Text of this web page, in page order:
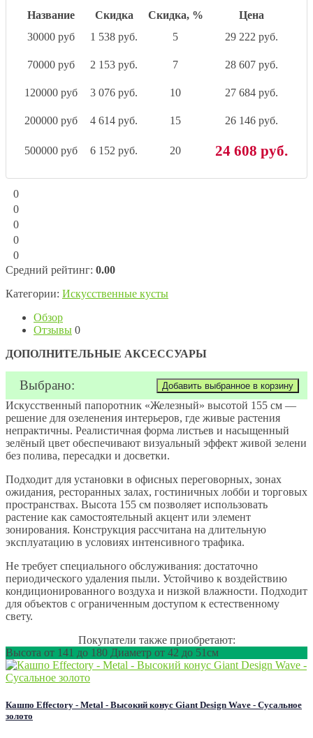
Название Скидка Скидка, %
Цена
30000 руб
1 538 руб. 5 29 222 руб.
70000 руб 2 153 руб. 7 28 607 руб.
120000 руб 3 076 руб. 10 27 684 руб.
200000 руб 4 614 руб. 15 26 146 руб.
500000 руб 6 152 руб. 20 24 608 руб.
0
0
0
0
0
Средний рейтинг: 0.00
Категории: Искусственные кусты
Обзор
Отзывы 0
ДОПОЛНИТЕЛЬНЫЕ АКСЕССУАРЫ
Выбрано:
Искусственный папоротник «Железный» высотой 155 см —
решение для озеленения интерьеров, где живые растения
непрактичны. Реалистичная форма листьев и насыщенный
зелёный цвет обеспечивают визуальный эффект живой зелени
без полива, пересадки и досветки.
Подходит для установки в офисных переговорных, зонах
ожидания, ресторанных залах, гостиничных лобби и торговых
пространствах. Высота 155 см позволяет использовать
растение как самостоятельный акцент или элемент
зонирования. Конструкция рассчитана на длительную
эксплуатацию в условиях интенсивного трафика.
Не требует специального обслуживания: достаточно
периодического удаления пыли. Устойчиво к воздействию
кондиционированного воздуха и низкой влажности. Подходит
для объектов с ограниченным доступом к естественному
свету.
Покупатели также приобретают:
Высота от 141 до 180 Диаметр от 42 до 51см
Кашпо Effectory - Metal - Высокий конус Giant Design Wave - Сусальное
золото